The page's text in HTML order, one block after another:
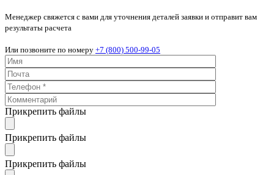
Менеджер свяжется с вами для уточнения деталей заявки и отправит вам
результаты расчета
Или позвоните по номеру +7 (800) 500-99-05
Прикрепить файлы
Прикрепить файлы
Прикрепить файлы